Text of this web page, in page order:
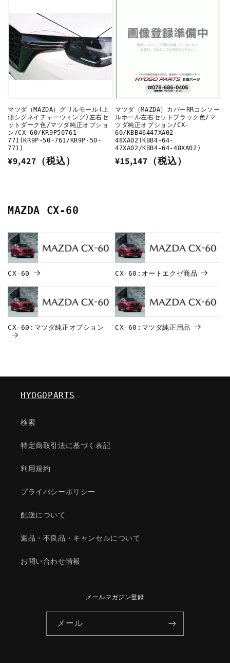
マツダ（MAZDA）グリルモール(上
側シグネイチャーウィング)左右セ
ットダーク色/マツダ純正オプショ
ン/CX-60/KR9P50761-
771(KR9P-50-761/KR9P-50-
771)
通
¥9,427（税込）
マツダ（MAZDA）カバーRRコンソー
ルホール左右セットブラック色/マ
ツダ純正オプション/CX-
60/KBB46447XA02-
48XA02(KBB4-64-
47XA02/KBB4-64-48XA02)
通
¥15,147（税込）
MAZDA CX-60
CX-60 CX-60:オートエクゼ商品
CX-60:マツダ純正オプション CX-60:マツダ純正用品
HYOGOPARTS
検索
特定商取引法に基づく表記
利用規約
プライバシーポリシー
配送について
返品・不良品・キャンセルについて
お問い合わせ情報
メールマガジン登録
メール